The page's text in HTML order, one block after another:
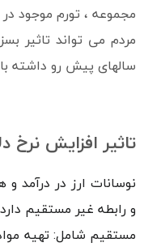
مجموعه ، تورم موجود
مردم می تواند تاثیر
سالهای پیش رو داشته
تاثیر افزایش نرخ
نوسانات ارز در درآمد
و رابطه غیر مستقیم
مستقیم شامل: تهیه